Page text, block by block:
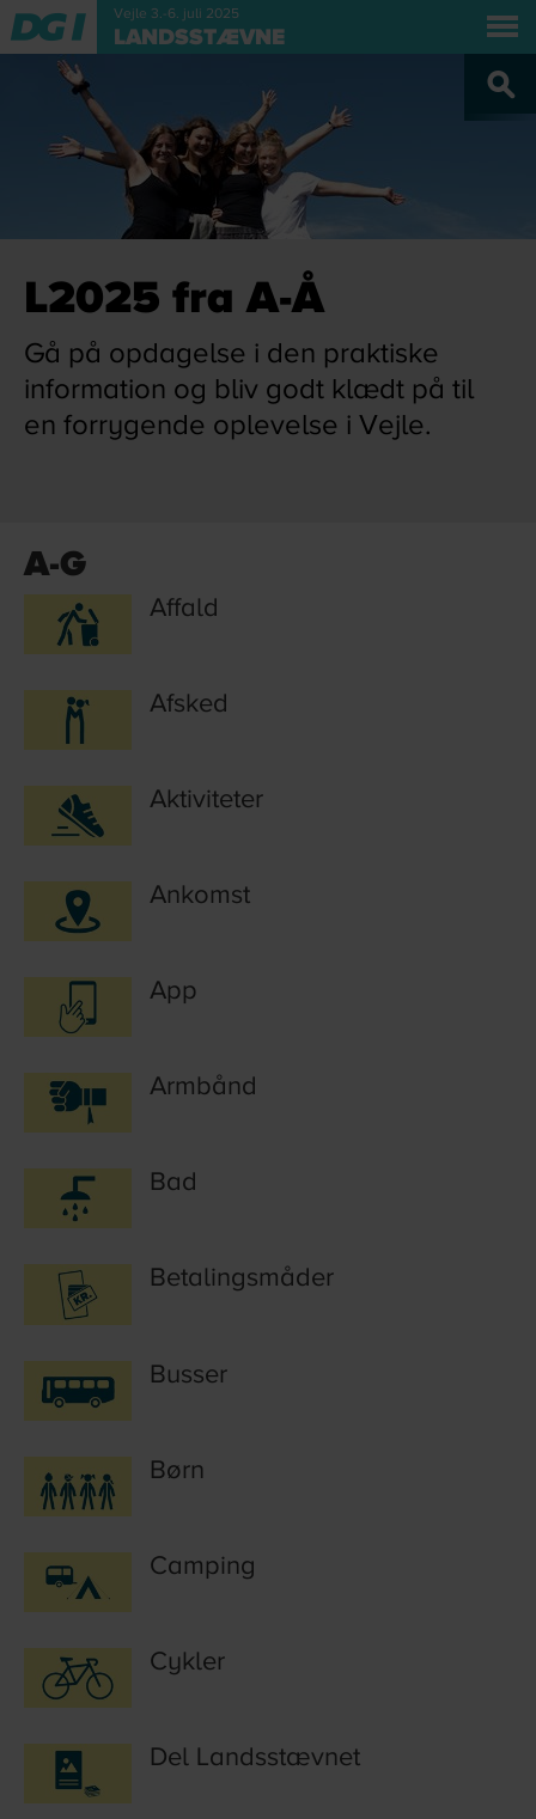
Vejle 3.-6. juli 2025
LANDSSTÆVNE
L2025 fra A-Å
Gå på opdagelse i den praktiske
information og bliv godt klædt på til
en forrygende oplevelse i Vejle.
A-G
Affald
Afsked
Aktiviteter
Ankomst
App
Armbånd
Bad
Betalingsmåder
Busser
Børn
Camping
Cykler
Del Landsstævnet
Om Landsstævnet
tilbage til oversigt
Idrætter Frivillig
PRESSE DGI.DK